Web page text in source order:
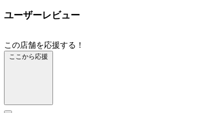
ユーザーレビュー
この店舗を応援する！
ここから応援